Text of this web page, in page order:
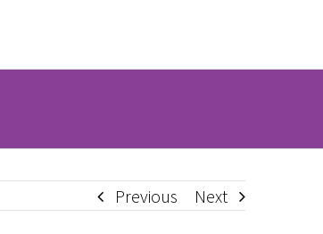
Previous Next